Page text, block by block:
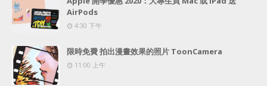
AirPods
4:30 下午
限時免費 拍出漫畫效果的照片 ToonCamera
11:00 上午